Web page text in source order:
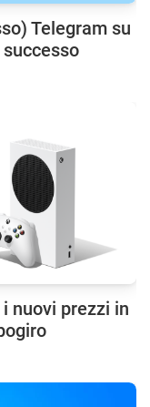
Telegram su
nuovi prezzi in